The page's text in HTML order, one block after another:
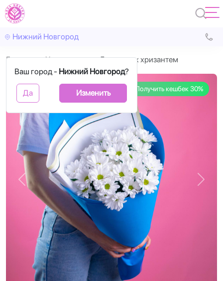
Нижний Новгород
Ваш город - Нижний Новгород?
Да Изменить
Главная Хризантема 5 кустовых хризантем
Получить кешбек 30%
Назад